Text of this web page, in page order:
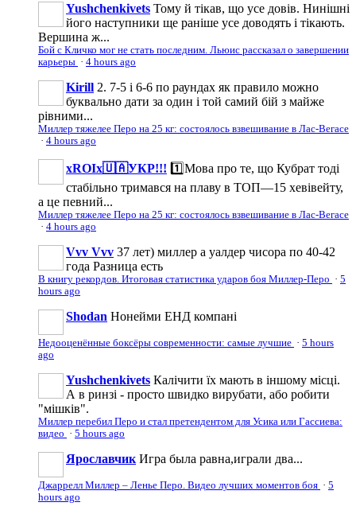
Yushchenkivets Тому й тікав, що усе довів. Нинішні
його наступники ще раніше усе доводять і тікають.
Вершина ж...
Бой с Кличко мог не стать последним. Льюис рассказал о завершении
карьеры · 4 hours ago
Kirill 2. 7-5 і 6-6 по раундах як правило можно
буквально дати за один і той самий бій з майже
рівними...
Миллер тяжелее Перо на 25 кг: состоялось взвешивание в Лас-Вегасе
· 4 hours ago
xROIx🇺🇦УКР!!! 1️⃣Мова про те, що Кубрат тоді
стабільно тримався на плаву в ТОП—15 хевівейту,
а це певний...
Миллер тяжелее Перо на 25 кг: состоялось взвешивание в Лас-Вегасе
· 4 hours ago
Vvv Vvv 37 лет) миллер а уалдер чисора по 40-42
года Разница есть
В книгу рекордов. Итоговая статистика ударов боя Миллер-Перо · 5
hours ago
Shodan Нонейми ЕНД компані
Недооценённые боксёры современности: самые лучшие · 5 hours
ago
Yushchenkivets Калічити їх мають в іншому місці.
А в ринзі - просто швидко вирубати, або робити
"мішків".
Миллер перебил Перо и стал претендентом для Усика или Гассиева:
видео · 5 hours ago
Ярославчик Игра была равна,играли два...
Джаррелл Миллер – Ленье Перо. Видео лучших моментов боя · 5
hours ago